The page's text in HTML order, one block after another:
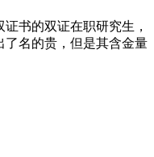
书的双证在职研究生，
了名的贵，但是其含金量